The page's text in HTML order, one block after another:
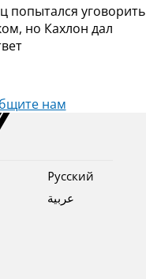
уговорить
но Кахлон дал
нам
Pусский
عربية